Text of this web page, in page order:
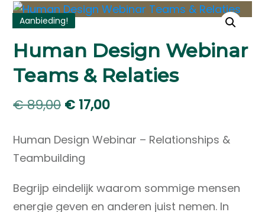
Aanbieding!
Human Design Webinar
Teams & Relaties
€89,00 Oorspronkelijke
was:
€ 89,00.
€ 17,00Huidige
is:
Human Design Webinar – Relationships &
Teambuilding
Begrijp eindelijk waarom sommige mensen
energie geven en anderen juist nemen. In